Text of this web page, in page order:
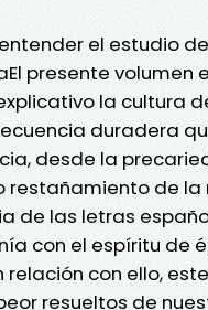
el estudio
presente volumen
la cultura
duradera
desde la
restañamiento de la
de las letras
con el espíritu de
con ello,
resueltos de